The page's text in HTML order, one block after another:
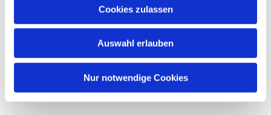
Cookies zulassen
Auswahl erlauben
Nur notwendige Cookies